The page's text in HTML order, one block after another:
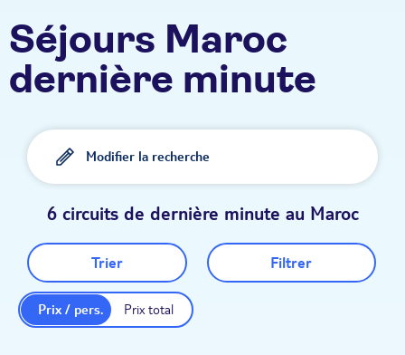
Séjours Maroc
dernière minute
Modifier la recherche
6 circuits de dernière minute au Maroc
Trier Filtrer
Prix total
Prix / pers.